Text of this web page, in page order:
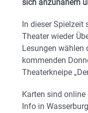
sich anzunähern
In dieser Spielzeit
Theater wieder
Lesungen wählen
kommenden
Theaterkneipe
Karten sind
Info in